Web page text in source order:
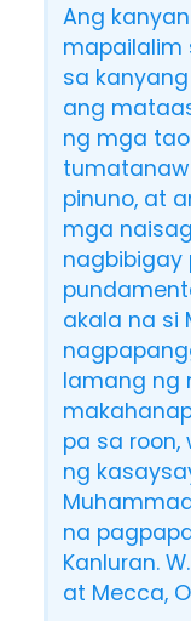
Ang
mapailalim
sa
ang
ng mga
pinuno, at
mga
nagbibigay
akala na si
lamang ng
pa sa
ng
na
Kanluran.
at Mecca,